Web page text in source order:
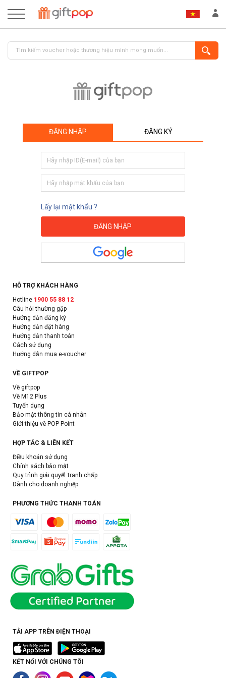
ĐĂNG NHẬP ĐĂNG KÝ
Lấy lại mật khẩu ?
HỖ TRỢ KHÁCH HÀNG
Hotline 1900 55 88 12
Câu hỏi thường gặp
Hướng dẫn đăng ký
Hướng dẫn đặt hàng
Hướng dẫn thanh toán
Cách sử dụng
Hướng dẫn mua e-voucher
VỀ GIFTPOP
Về giftpop
Về M12 Plus
Tuyển dụng
Bảo mật thông tin cá nhân
Giới thiệu về POP Point
HỢP TÁC & LIÊN KẾT
Điều khoản sử dụng
Chính sách bảo mật
Quy trình giải quyết tranh chấp
Dành cho doanh nghiệp
PHƯƠNG THỨC THANH TOÁN
TẢI APP TRÊN ĐIỆN THOẠI
KẾT NỐI VỚI CHÚNG TÔI